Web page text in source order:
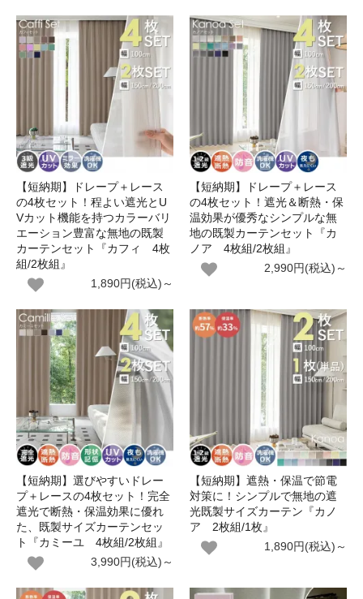
【短納期】ドレープ＋レース
の4枚セット！程よい遮光とU
Vカット機能を持つカラーバリ
エーション豊富な無地の既製
カーテンセット『カフィ 4枚
組/2枚組』
1,890円(税込)～
【短納期】ドレープ＋レース
の4枚セット！遮光＆断熱・保
温効果が優秀なシンプルな無
地の既製カーテンセット『カ
ノア 4枚組/2枚組』
2,990円(税込)～
【短納期】選びやすいドレー
プ＋レースの4枚セット！完全
遮光で断熱・保温効果に優れ
た、既製サイズカーテンセッ
ト『カミーユ 4枚組/2枚組』
3,990円(税込)～
【短納期】遮熱・保温で節電
対策に！シンプルで無地の遮
光既製サイズカーテン『カノ
ア 2枚組/1枚』
1,890円(税込)～